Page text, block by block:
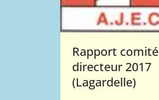
Rapport comité
directeur 2017
(Lagardelle)